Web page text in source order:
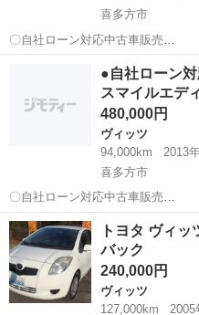
喜多方市
〇自社ローン対応中古車販売
〇 ☆どなたで
ン対応可能☆ １、勤続年
２、パートをされる主婦の方や派
喜多方市 ヴィッツ
●自社ローン
スマイル
480,000円
ヴィッツ
94,000km
2013
喜多方市
〇自社ローン対応中古車販売
〇 ☆どなたでもロ
応可能☆ １、勤続年数の
ートをされる主婦の方や派遣社員
福島 喜多方市 ヴィッツ
トヨタ ヴィ
バック
240,000円
ヴィッツ
127,000km
2005